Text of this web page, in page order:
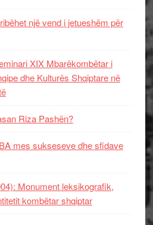
një vend i jetueshëm për
XIX Mbarëkombëtar i
dhe Kulturës Shqiptare në
Riza Pashën?
mes sukseseve dhe sfidave
Monument leksikografik,
kombëtar shqiptar